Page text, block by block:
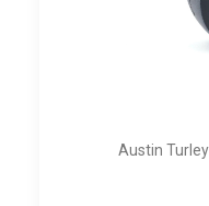
Austin Turley